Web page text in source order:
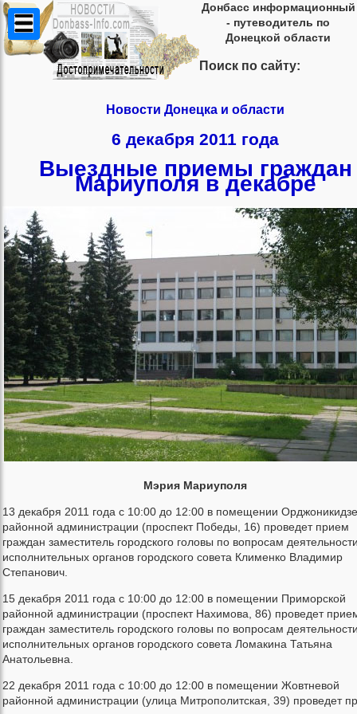
Донбасс информационный
- путеводитель по
Донецкой области
Поиск по сайту:
Новости Донецка и области
6 декабря 2011 года
Выездные приемы граждан
Мариуполя в декабре
Мэрия Мариуполя
13 декабря 2011 года с 10:00 до 12:00 в помещении
районной администрации (проспект Победы, 16) проведет прием
граждан заместитель городского головы по вопросам
исполнительных органов городского совета Клименко Владимир
Степанович.
15 декабря 2011 года с 10:00 до 12:00 в помещении Приморской
районной администрации (проспект Нахимова, 86) проведет
граждан заместитель городского головы по вопросам
исполнительных органов городского совета Ломакина Татьяна
Анатольевна.
22 декабря 2011 года с 10:00 до 12:00 в помещении Жовтневой
районной администрации (улица Митрополитская, 39) проведет